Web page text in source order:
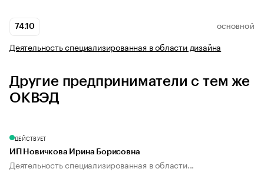
74.10 ОСНОВНОЙ
Деятельность специализированная в области дизайна
Другие предприниматели с тем же
ОКВЭД
ДЕЙСТВУЕТ
ИП Новичкова Ирина Борисовна
Деятельность специализированная в области...